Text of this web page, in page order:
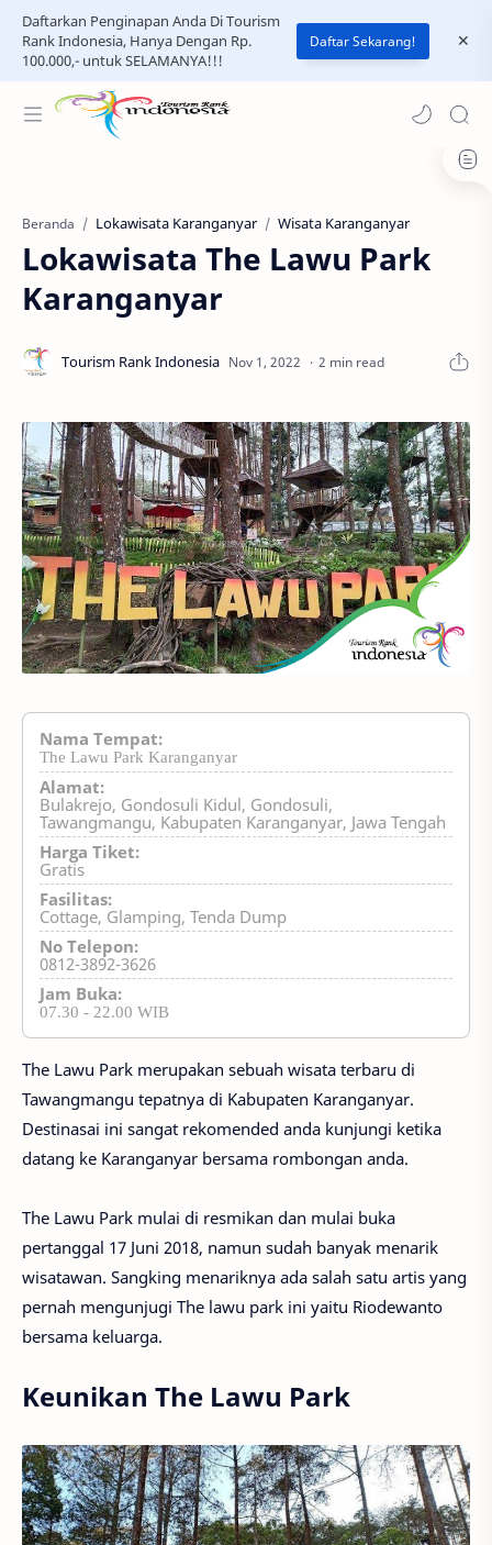
Daftarkan Penginapan Anda Di Tourism
Rank Indonesia, Hanya Dengan Rp.
100.000,- untuk SELAMANYA!!!
Daftar Sekarang!
Beranda Lokawisata Karanganyar Wisata Karanganyar
Lokawisata The Lawu Park
Karanganyar
2 min read
Nama Tempat:
The Lawu Park Karanganyar
Alamat:
Bulakrejo, Gondosuli Kidul, Gondosuli,
Tawangmangu, Kabupaten Karanganyar, Jawa Tengah
Harga Tiket:
Gratis
Fasilitas:
Cottage, Glamping, Tenda Dump
No Telepon:
0812-3892-3626
Jam Buka:
07.30 - 22.00 WIB
The Lawu Park merupakan sebuah wisata terbaru di
Tawangmangu tepatnya di Kabupaten Karanganyar.
Destinasai ini sangat rekomended anda kunjungi ketika
datang ke Karanganyar bersama rombongan anda.
The Lawu Park mulai di resmikan dan mulai buka
pertanggal 17 Juni 2018, namun sudah banyak menarik
wisatawan. Sangking menariknya ada salah satu artis yang
pernah mengunjugi The lawu park ini yaitu Riodewanto
bersama keluarga.
Keunikan The Lawu Park